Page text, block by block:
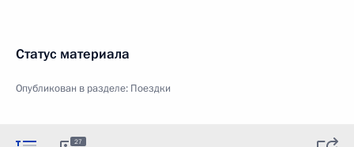
Статус материала
Опубликован в разделе: Поездки
27